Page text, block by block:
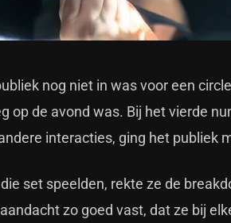
nog niet in was voor een
op de avond was. Bij het vierde
interacties, ging het publiek
set speelden, rekte ze de
zo goed vast, dat ze bij